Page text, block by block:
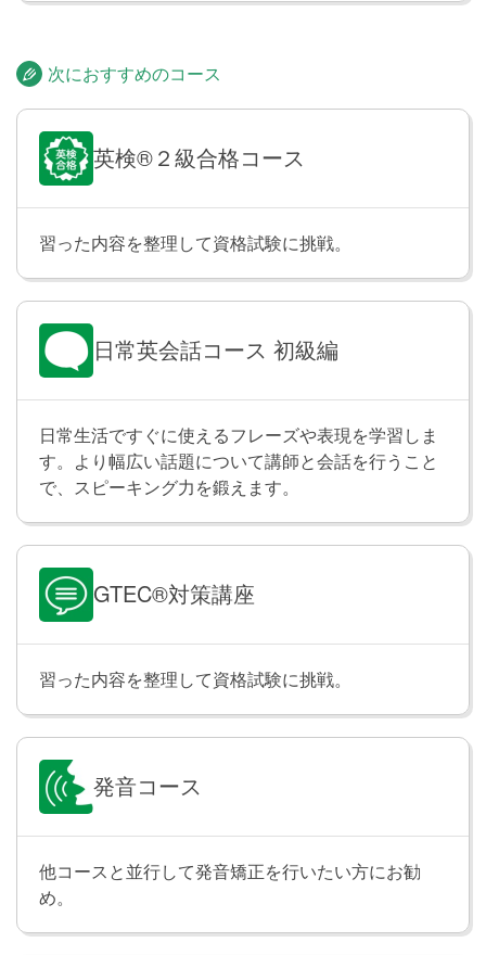
せん」のように、２つのものや人を比べて「同じくら
い〜だ」「〜ほど〜ではない」と言えるようになりま
Lesson 18 比較級を使った表現
のカバンより大きいです」「ビーフシチューは翌日の
方がおいしくなります」のように、２つの物または人
Lesson 19 最上級を使った表現
最上級を使った文を学習します。「これが私たちの学
校で一番新しいコンピューターです」「彼女は家族の
中で一番料理が上手です」のように、３つ以上の物や
人を比べて、その中で何/誰が一番なのかを伝えられる
ようになります。
Lesson 20 【受講不可】Bill Gates world’s richest
person, again
行います。
http://st.japantimes.co.jp/news/?p=wo20150313
(出典：The Japan Times ST)
次におすすめのコース
英検®２級合格コース
習った内容を整理して資格試験に挑戦。
日常英会話コース 初級編
日常生活ですぐに使えるフレーズや表現を学習しま
す。より幅広い話題について講師と会話を行うこと
で、スピーキング力を鍛えます。
GTEC®対策講座
習った内容を整理して資格試験に挑戦。
発音コース
他コースと並行して発音矯正を行いたい方にお勧
め。